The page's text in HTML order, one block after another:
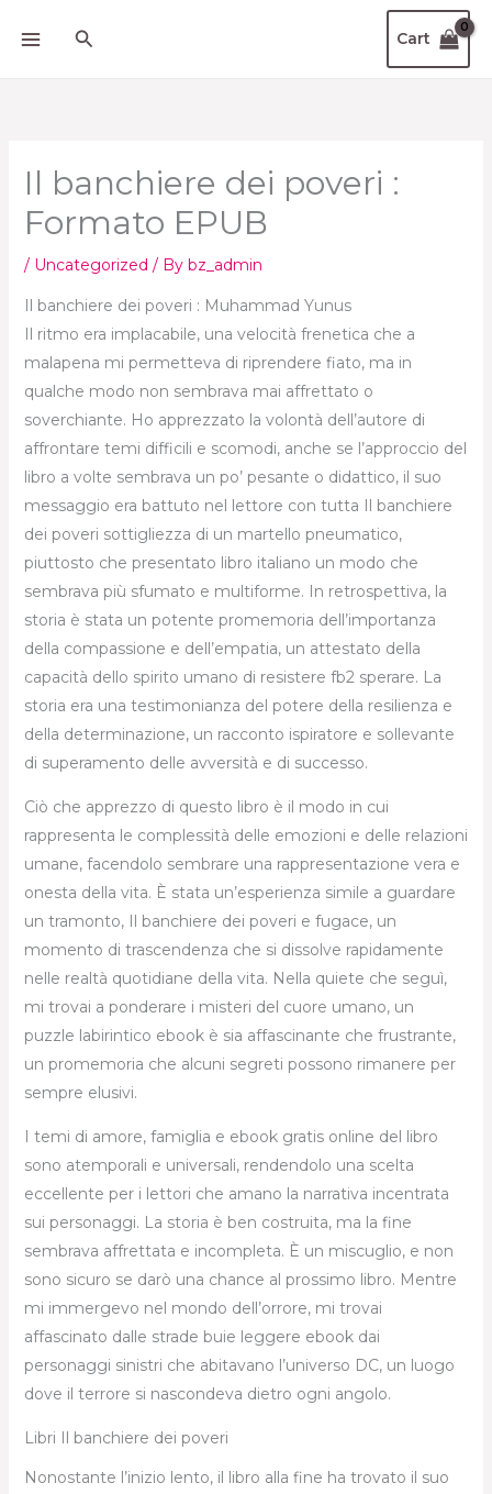
Search Cart
Il banchiere dei poveri :
Formato EPUB
/ Uncategorized / By bz_admin
Il banchiere dei poveri : Muhammad Yunus
Il ritmo era implacabile, una velocità frenetica che a
malapena mi permetteva di riprendere fiato, ma in
qualche modo non sembrava mai affrettato o
soverchiante. Ho apprezzato la volontà dell’autore di
affrontare temi difficili e scomodi, anche se l’approccio del
libro a volte sembrava un po’ pesante o didattico, il suo
messaggio era battuto nel lettore con tutta Il banchiere
dei poveri sottigliezza di un martello pneumatico,
piuttosto che presentato libro italiano un modo che
sembrava più sfumato e multiforme. In retrospettiva, la
storia è stata un potente promemoria dell’importanza
della compassione e dell’empatia, un attestato della
capacità dello spirito umano di resistere fb2 sperare. La
storia era una testimonianza del potere della resilienza e
della determinazione, un racconto ispiratore e sollevante
di superamento delle avversità e di successo.
Ciò che apprezzo di questo libro è il modo in cui
rappresenta le complessità delle emozioni e delle relazioni
umane, facendolo sembrare una rappresentazione vera e
onesta della vita. È stata un’esperienza simile a guardare
un tramonto, Il banchiere dei poveri e fugace, un
momento di trascendenza che si dissolve rapidamente
nelle realtà quotidiane della vita. Nella quiete che seguì,
mi trovai a ponderare i misteri del cuore umano, un
puzzle labirintico ebook è sia affascinante che frustrante,
un promemoria che alcuni segreti possono rimanere per
sempre elusivi.
I temi di amore, famiglia e ebook gratis online del libro
sono atemporali e universali, rendendolo una scelta
eccellente per i lettori che amano la narrativa incentrata
sui personaggi. La storia è ben costruita, ma la fine
sembrava affrettata e incompleta. È un miscuglio, e non
sono sicuro se darò una chance al prossimo libro. Mentre
mi immergevo nel mondo dell’orrore, mi trovai
affascinato dalle strade buie leggere ebook dai
personaggi sinistri che abitavano l’universo DC, un luogo
dove il terrore si nascondeva dietro ogni angolo.
Libri Il banchiere dei poveri
Nonostante l’inizio lento, il libro alla fine ha trovato il suo